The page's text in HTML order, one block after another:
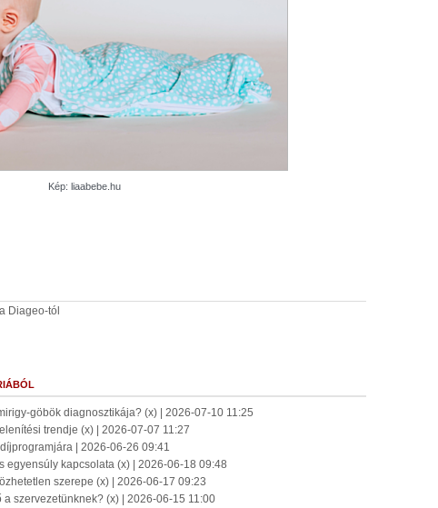
Kép: liaabebe.hu
Diageo-tól
göbök diagnosztikája? (x) | 2026-07-10 11:25
trendje (x) | 2026-07-07 11:27
| 2026-06-26 09:41
egyensúly kapcsolata (x) | 2026-06-18 09:48
szerepe (x) | 2026-06-17 09:23
szervezetünknek? (x) | 2026-06-15 11:00